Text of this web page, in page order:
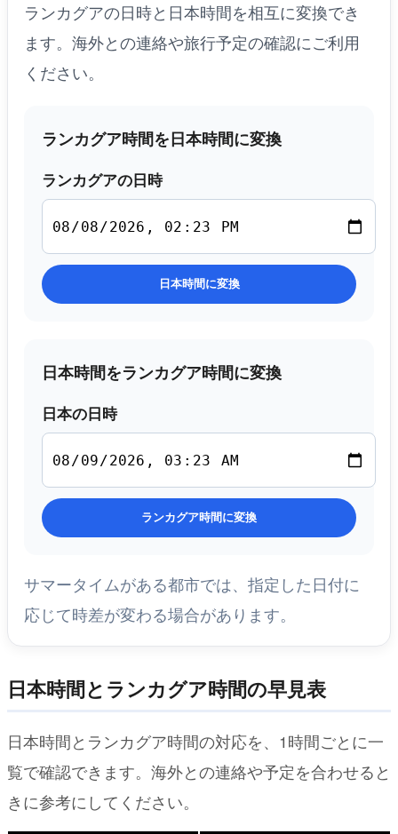
ランカグアの日時と日本時間を相互に変換でき
ます。海外との連絡や旅行予定の確認にご利用
ください。
ランカグア時間を日本時間に変換
ランカグアの日時
日本時間に変換
日本時間をランカグア時間に変換
日本の日時
ランカグア時間に変換
サマータイムがある都市では、指定した日付に
応じて時差が変わる場合があります。
日本時間とランカグア時間の早見表
日本時間とランカグア時間の対応を、1時間ごとに一
覧で確認できます。海外との連絡や予定を合わせると
きに参考にしてください。